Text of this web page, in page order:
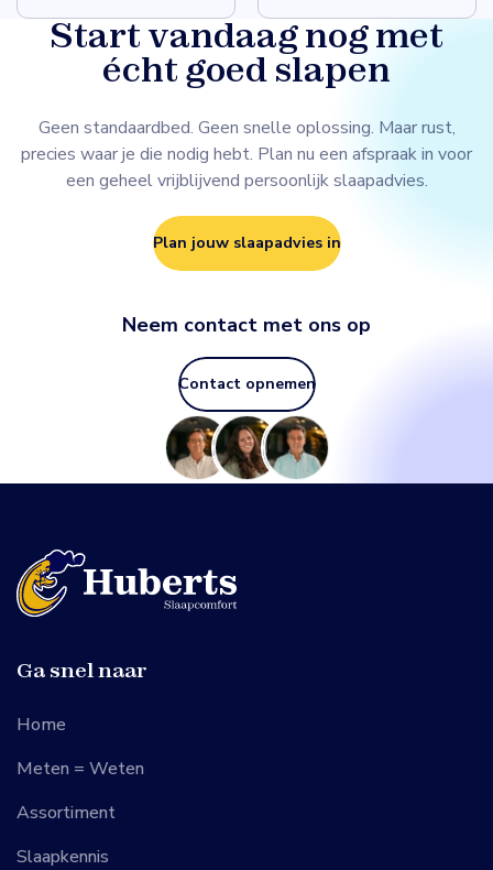
Start vandaag nog met
écht goed slapen
Geen standaardbed. Geen snelle oplossing. Maar rust,
precies waar je die nodig hebt. Plan nu een afspraak in voor
een geheel vrijblijvend persoonlijk slaapadvies.
Plan jouw slaapadvies in
Neem contact met ons op
Contact opnemen
Ga snel naar
Home
Meten = Weten
Assortiment
Slaapkennis